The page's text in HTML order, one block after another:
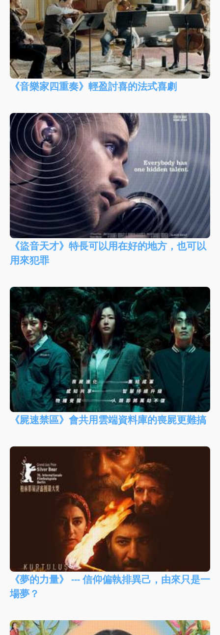
《音樂家四重奏》輕盈討喜的法式喜劇
《盜音天才》特長可以用在好的地方，也可以
用來犯罪
《屍速禁區》會共用雲端資料庫的喪屍更難搞
《夢的力量》 --- 信仰偏執排異己，由來只是一
場夢？